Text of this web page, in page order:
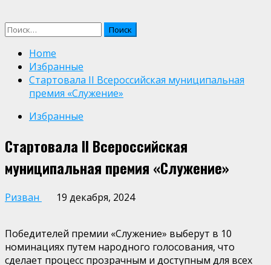
Найти:
Home
Избранные
Стартовала II Всероссийская муниципальная
премия «Служение»
Избранные
Стартовала II Всероссийская
муниципальная премия «Служение»
Ризван 19 декабря, 2024
Победителей премии «Служение» выберут в 10
номинациях путем народного голосования, что
сделает процесс прозрачным и доступным для всех